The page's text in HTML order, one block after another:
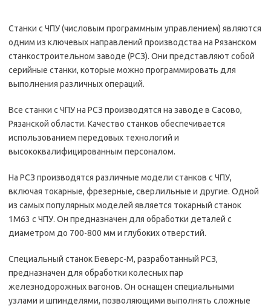
Станки с ЧПУ (числовым программным управлением) являются
одним из ключевых направлений производства на Рязанском
станкостроительном заводе (РСЗ). Они представляют собой
серийные станки, которые можно программировать для
выполнения различных операций.
Все станки с ЧПУ на РСЗ производятся на заводе в Сасово,
Рязанской области. Качество станков обеспечивается
использованием передовых технологий и
высококвалифицированным персоналом.
На РСЗ производятся различные модели станков с ЧПУ,
включая токарные, фрезерные, сверлильные и другие. Одной
из самых популярных моделей является токарный станок
1М63 с ЧПУ. Он предназначен для обработки деталей с
диаметром до 700-800 мм и глубоких отверстий.
Специальный станок Беверс-М, разработанный РСЗ,
предназначен для обработки колесных пар
железнодорожных вагонов. Он оснащен специальными
узлами и шпинделями, позволяющими выполнять сложные